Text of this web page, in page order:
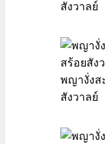
สังวาลย์
พญางั่งส
สังวาลย์